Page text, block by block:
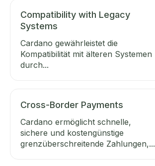
Compatibility with Legacy
Systems
Cardano gewährleistet die
Kompatibilität mit älteren Systemen
durch...
Cross-Border Payments
Cardano ermöglicht schnelle,
sichere und kostengünstige
grenzüberschreitende Zahlungen,...